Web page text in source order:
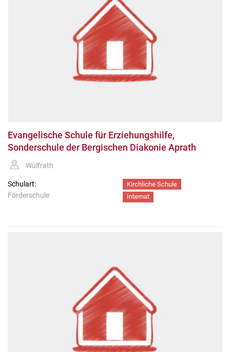
Evangelische Schule für Erziehungshilfe,
Sonderschule der Bergischen Diakonie Aprath
Wülfrath
Schulart:
Förderschule
Kirchliche Schule
Internat